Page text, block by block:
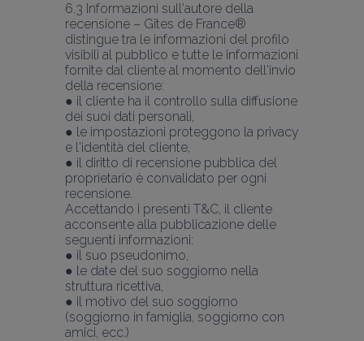
6.3 Informazioni sull'autore della
recensione – Gîtes de France®
distingue tra le informazioni del profilo
visibili al pubblico e tutte le informazioni
fornite dal cliente al momento dell'invio
della recensione:
● il cliente ha il controllo sulla diffusione
dei suoi dati personali,
● le impostazioni proteggono la privacy
e l'identità del cliente,
● il diritto di recensione pubblica del
proprietario è convalidato per ogni
recensione.
Accettando i presenti T&C, il cliente
acconsente alla pubblicazione delle
seguenti informazioni:
● il suo pseudonimo,
● le date del suo soggiorno nella
struttura ricettiva,
● il motivo del suo soggiorno
(soggiorno in famiglia, soggiorno con
amici, ecc.)